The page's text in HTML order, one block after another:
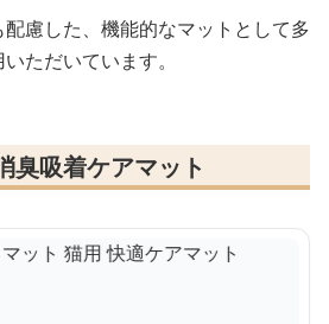
慮した、機能的なマットとして多
ただいています。
臭吸着ケアマット